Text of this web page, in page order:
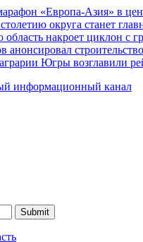
«Европа-Азия» в
округа станет
область накроет циклон с
Югры возглавили
информационный канал
Submit